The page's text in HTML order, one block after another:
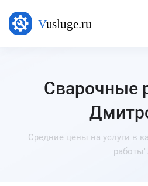
Сварочные
Средние цены на услуги в
работы".